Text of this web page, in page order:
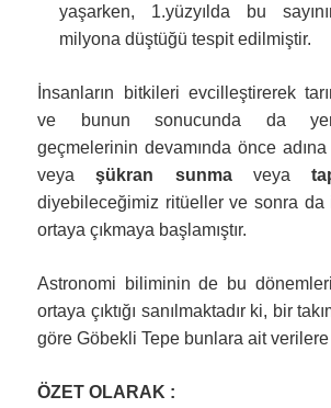
yaşarken, 1.yüzyılda bu
milyona düştüğü tespit edilmiştir.
İnsanların bitkileri evcilleştirerek
ve bunun sonucunda da
geçmelerinin devamında önce adına
veyaşükran sunmaveya
diyebileceğimiz ritüeller ve sonra da
ortaya çıkmaya başlamıştır.
Astronomi biliminin de bu
ortaya çıktığı sanılmaktadır ki, bir
göre Göbekli Tepe bunlara ait
ÖZET OLARAK :